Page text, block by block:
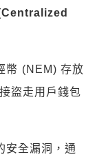
幣 (NEM) 存放
盜走用戶錢包
安全漏洞，通